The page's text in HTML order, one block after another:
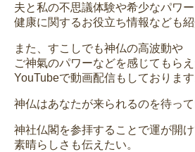
夫と私の不思議体験や希少なパワ
健康に関するお役立ち情報なども紹
また、すこしでも神仏の高波動や
ご神氣のパワーなどを感じてもら
YouTubeで動画配信もしております
神仏はあなたが来られるのを待って
神社仏閣を参拝することで運が開け
素晴らしさも伝えたい。